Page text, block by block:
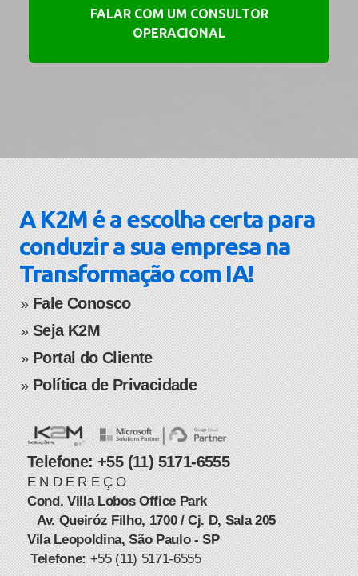
FALAR COM UM CONSULTOR
OPERACIONAL
A K2M é a escolha certa para
conduzir a sua empresa na
Transformação com IA!
​​​​​​​​​​​​​​​​​​​​​» Fale Conosco
» ​ Seja K2M
» ​ Portal do Cliente
​​» Política de Privacidade
Telefone: +55 (11) 5171-6555
E N D E R E Ç O
Cond. Villa Lobos Office Park
Av. Queiróz Filho, 1700 / Cj. D, Sala 205
Vila Leopoldina, São Paulo - SP
Telefone: +55 (11) 5171-6555​